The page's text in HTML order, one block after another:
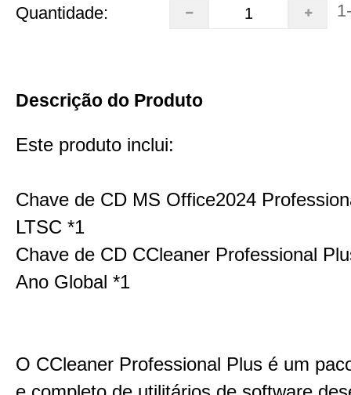
Quantidade:
Descrição do Produto
Este produto inclui:
Chave de CD MS Office2024
LTSC *1
Chave de CD CCleaner Professional
Ano Global *1
O CCleaner Professional Plus é um